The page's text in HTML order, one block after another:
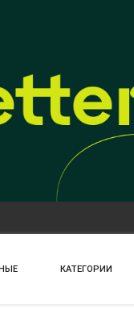
КАТЕГОРИИ